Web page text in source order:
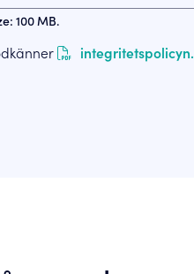
100 MB.
integritetspolicyn.